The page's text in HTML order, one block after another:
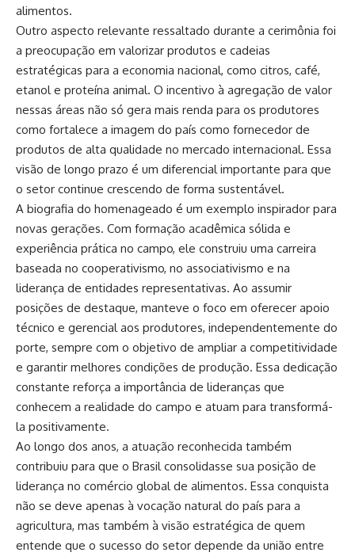
alimentos.
Outro aspecto relevante ressaltado durante a cerimônia foi
a preocupação em valorizar produtos e cadeias
estratégicas para a economia nacional, como citros, café,
etanol e proteína animal. O incentivo à agregação de valor
nessas áreas não só gera mais renda para os produtores
como fortalece a imagem do país como fornecedor de
produtos de alta qualidade no mercado internacional. Essa
visão de longo prazo é um diferencial importante para que
o setor continue crescendo de forma sustentável.
A biografia do homenageado é um exemplo inspirador para
novas gerações. Com formação acadêmica sólida e
experiência prática no campo, ele construiu uma carreira
baseada no cooperativismo, no associativismo e na
liderança de entidades representativas. Ao assumir
posições de destaque, manteve o foco em oferecer apoio
técnico e gerencial aos produtores, independentemente do
porte, sempre com o objetivo de ampliar a competitividade
e garantir melhores condições de produção. Essa dedicação
constante reforça a importância de lideranças que
conhecem a realidade do campo e atuam para transformá-
la positivamente.
Ao longo dos anos, a atuação reconhecida também
contribuiu para que o Brasil consolidasse sua posição de
liderança no comércio global de alimentos. Essa conquista
não se deve apenas à vocação natural do país para a
agricultura, mas também à visão estratégica de quem
entende que o sucesso do setor depende da união entre